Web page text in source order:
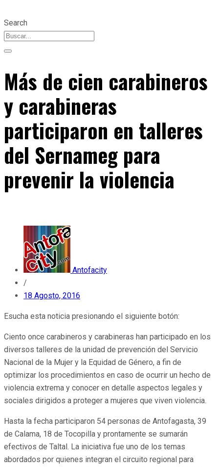
Search
Más de cien carabineros
y carabineras
participaron en talleres
del Sernameg para
prevenir la violencia
Antofacity
/
18 Agosto, 2016
Esucha esta noticia presionando el siguiente botón:
Ciento once carabineros y carabineras han participado en los
diversos talleres de la unidad de prevención del Servicio
Nacional de la Mujer y la Equidad de Género, a fin de
optimizar los procedimientos en caso de ocurrir un hecho de
violencia extrema y conocer en detalle aspectos legales y
sociales dirigidos a proteger a mujeres que viven violencia.
Hasta la fecha participaron 54 personas de Antofagasta, 39
de Calama, 18 de Tocopilla y prontamente se sumarán
efectivos de Taltal. La iniciativa fue uno de los temas
abordados por quienes integran el circuito regional para